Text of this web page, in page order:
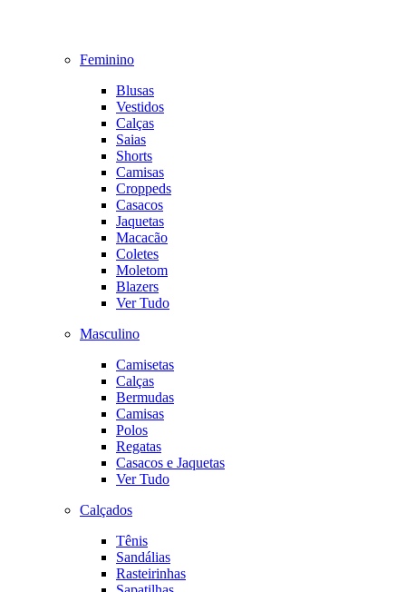
Feminino
Blusas
Vestidos
Calças
Saias
Shorts
Camisas
Croppeds
Casacos
Jaquetas
Macacão
Coletes
Moletom
Blazers
Ver Tudo
Masculino
Camisetas
Calças
Bermudas
Camisas
Polos
Regatas
Casacos e Jaquetas
Ver Tudo
Calçados
Tênis
Sandálias
Rasteirinhas